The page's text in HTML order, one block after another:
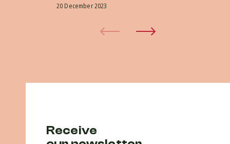
20 December 2023
Receive